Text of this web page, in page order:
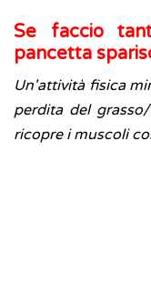
Se faccio
pancetta
Un'attività fisica
perdita del
ricopre i muscoli